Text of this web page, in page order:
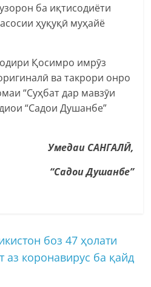
ба иқтисодиёти
ҳуқуқӣ муҳайё
Қосимро имрӯз
ва такрори онро
“Суҳбат дар мавзӯи
“Садои Душанбе”
Умедаи САНГАЛӢ,
“Садои Душанбе”
боз 47 ҳолати
аз коронавирус ба қайд